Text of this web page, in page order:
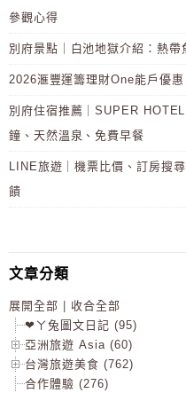
參觀心得
別府景點｜白池地獄介紹：熱
2026滙豐運籌理財One能戶優
別府住宿推薦｜SUPER
鐘、天然溫泉、免費早餐
LINE旅遊｜機票比價、訂房搜
饋
文章分類
展開全部 | 收合全部
❤ㄚ兔圖文日記 (95)
亞洲旅遊 Asia (60)
台灣旅遊美食 (762)
合作體驗 (276)